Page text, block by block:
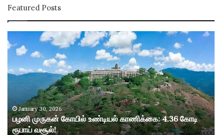
Featured Posts
ழ
மு
ன்
கோ
யி
ல்
January 30, 2026
பழனி முருகன் கோயில் உண்டியல் காணிக்கை: 4.36 கோடி
ரூபாய் வசூல்!